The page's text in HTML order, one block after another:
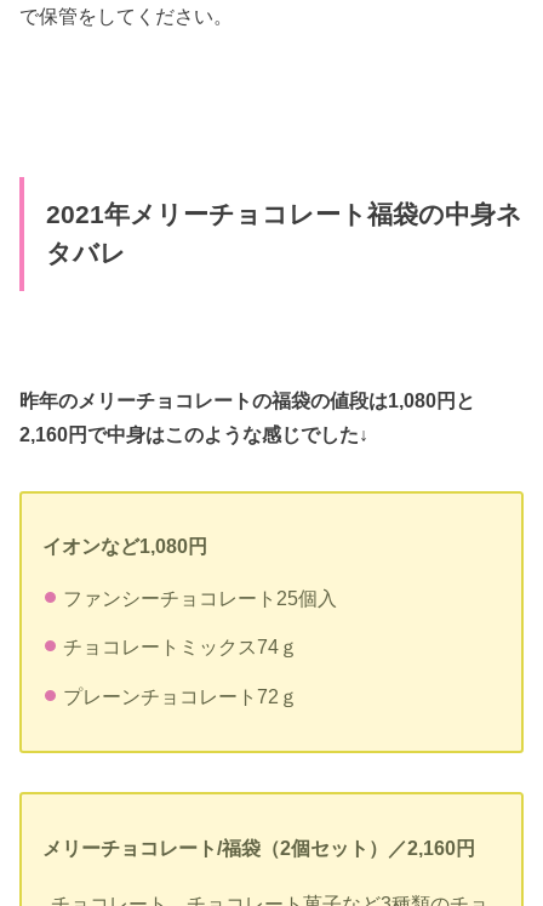
で保管をしてください。
2021年メリーチョコレート福袋の中身ネ
タバレ
昨年のメリーチョコレートの福袋の値段は1,080円と
2,160円で中身はこのような感じでした↓
イオンなど1,080円
ファンシーチョコレート25個入
チョコレートミックス74ｇ
プレーンチョコレート72ｇ
メリーチョコレート/福袋（2個セット）／2,160円